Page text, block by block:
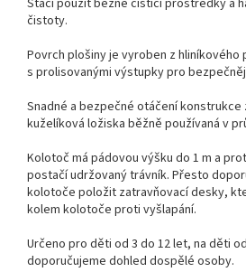
Stačí použít běžné čisticí prostředky a
čistoty.
Povrch plošiny je vyroben z
s prolisovanými výstupky pro
Snadné a bezpečné otáčení
kuželíková ložiska běžně používaná v
Kolotoč má pádovou výšku do 1 m a
postačí udržovaný trávník. Přesto
kolotoče položit zatravňovací desky,
kolem kolotoče proti vyšlapání.
Určeno pro děti od 3 do 12 let, na děti
doporučujeme dohled dospělé osoby.